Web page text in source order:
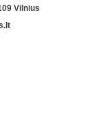
Vilnius